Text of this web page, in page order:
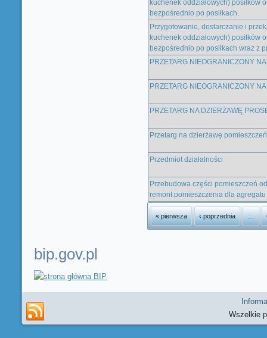
kuchenek oddziałowych)
bezpośrednio po posiłkach.
Przygotowanie, dostarczanie i
kuchenek oddziałowych)
bezpośrednio po posiłkach wraz z
PRZETARG NIEOGRANICZONY
PRZETARG NIEOGRANICZONY
PRZETARG NA DZIERŻAWĘ
Przetarg na dzierżawę
Przedmiot działalności
Przebudowa części pomieszczeń
remont pomieszczenia dla
Strony
« pierwsza ‹ poprzednia …
bip.gov.pl
Wszelkie